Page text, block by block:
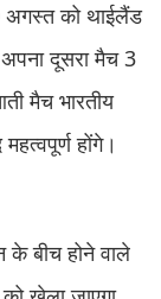
को थाईलैंड
दूसरा मैच 3
मैच भारतीय
होंगे।
के बीच होने वाले